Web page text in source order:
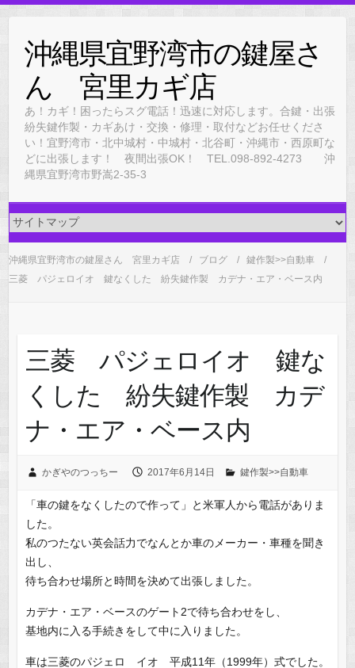
content沖縄県宜野湾市の鍵屋さ
ん 宮里カギ店
あ！カギ！困ったらスグ電話！迅速に対応します。合鍵・出張
紛失鍵作製・カギあけ・交換・修理・取付などお任せくださ
い！宜野湾市・北中城村・中城村・北谷町・沖縄市・西原町な
どに出張します！ 夜間出張OK！ TEL.098-892-4273 沖
縄県宜野湾市野嵩2-35-3
沖縄県宜野湾市の鍵屋さん 宮里カギ店 ブログ
鍵作製>>自動車
三菱 パジェロイオ 鍵なくした 紛失鍵作製 カデナ・エア・ベース内
三菱 パジェロイオ 鍵な
くした 紛失鍵作製 カデ
ナ・エア・ベース内
かぎやのつっちー 2017年6月14日 鍵作製>>自動車
「車の鍵をなくしたので作って」と米軍人から電話がありま
した。
私のつたない英会話力でなんとか車のメーカー・車種を聞き
出し、
待ち合わせ場所と時間を決めて出張しました。
カデナ・エア・ベースのゲート2で待ち合わせをし、
基地内に入る手続きをして中に入りました。
車は三菱のパジェロ イオ 平成11年（1999年）式でした。